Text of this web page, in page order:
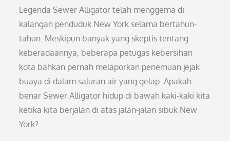
Legenda Sewer Alligator telah menggema di
kalangan penduduk New York selama bertahun-
tahun. Meskipun banyak yang skeptis tentang
keberadaannya, beberapa petugas kebersihan
kota bahkan pernah melaporkan penemuan jejak
buaya di dalam saluran air yang gelap. Apakah
benar Sewer Alligator hidup di bawah kaki-kaki kita
ketika kita berjalan di atas jalan-jalan sibuk New
York?